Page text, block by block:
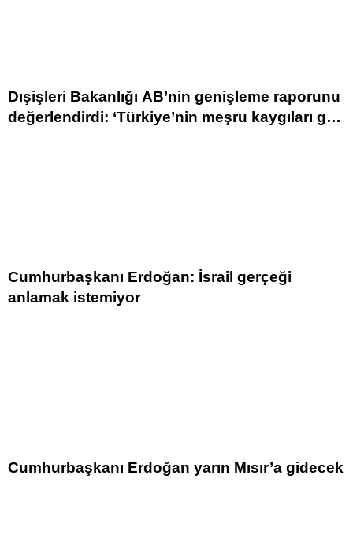
Dışişleri Bakanlığı AB’nin genişleme raporunu
değerlendirdi: ‘Türkiye’nin meşru kaygıları göz
Cumhurbaşkanı Erdoğan: İsrail gerçeği
anlamak istemiyor
Cumhurbaşkanı Erdoğan yarın Mısır’a gidecek